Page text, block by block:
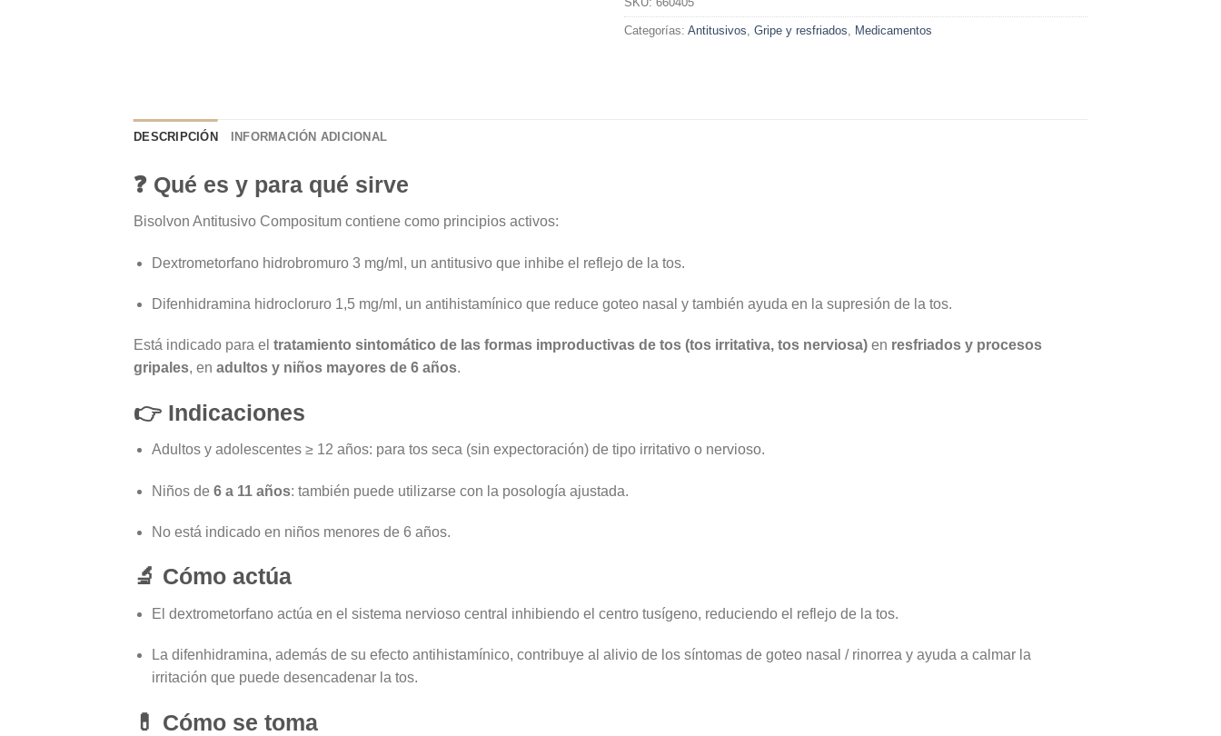
Categorías: Antitusivos Gripe y resfriados Medicamentos
DESCRIPCIÓN INFORMACIÓN ADICIONAL
❓ Qué es y para qué sirve
Bisolvon Antitusivo Compositum contiene como principios activos:
Dextrometorfano hidrobromuro 3 mg/ml, un antitusivo que inhibe el reflejo de la tos.
Difenhidramina hidrocloruro 1,5 mg/ml, un antihistamínico que reduce goteo nasal y también ayuda en la supresión de la tos.
Está indicado para el tratamiento sintomático de las formas improductivas de tos (tos irritativa, tos nerviosa) en resfriados y procesos
gripales, en adultos y niños mayores de 6 años.
👉 Indicaciones
Adultos y adolescentes ≥ 12 años: para tos seca (sin expectoración) de tipo irritativo o nervioso.
Niños de6 a 11 años: también puede utilizarse con la posología ajustada.
No está indicado en niños menores de 6 años.
🔬 Cómo actúa
El dextrometorfano actúa en el sistema nervioso central inhibiendo el centro tusígeno, reduciendo el reflejo de la tos.
La difenhidramina, además de su efecto antihistamínico, contribuye al alivio de los síntomas de goteo nasal / rinorrea y ayuda a calmar la
irritación que puede desencadenar la tos.
💊 Cómo se toma